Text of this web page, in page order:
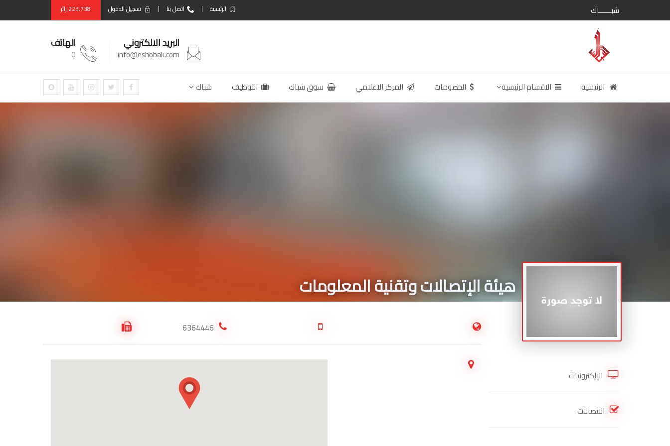
شبــــــاك الرئيسية اتصل بنا تسجيل الدخول 223,738 زائر
الهاتف
0
البريد الالكتروني
info@eshobak.com
الرئيسية الاقسام الرئيسية الخصومات المركز الاعلامي سوق شباك التوظيف شباك
هيئة الإتصالات وتقنية المعلومات
6364446
الإلكترونيات
الاتصالات